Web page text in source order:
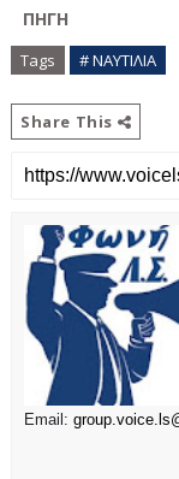
ΠΗΓΗ
Tags # ΝΑΥΤΙΛΙΑ
Share This
Email: